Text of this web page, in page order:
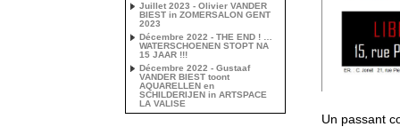
Un passant
Juillet 2023 - Olivier VANDER
BIEST in ZOMERSALON GENT
2023
Décembre 2022 - THE END ! …
WATERSCHOENEN STOPT NA
15 JAAR !!!
Décembre 2022 - Gustaaf
VANDER BIEST toont
AQUARELLEN en
SCHILDERIJEN in ARTSPACE
LA VALISE